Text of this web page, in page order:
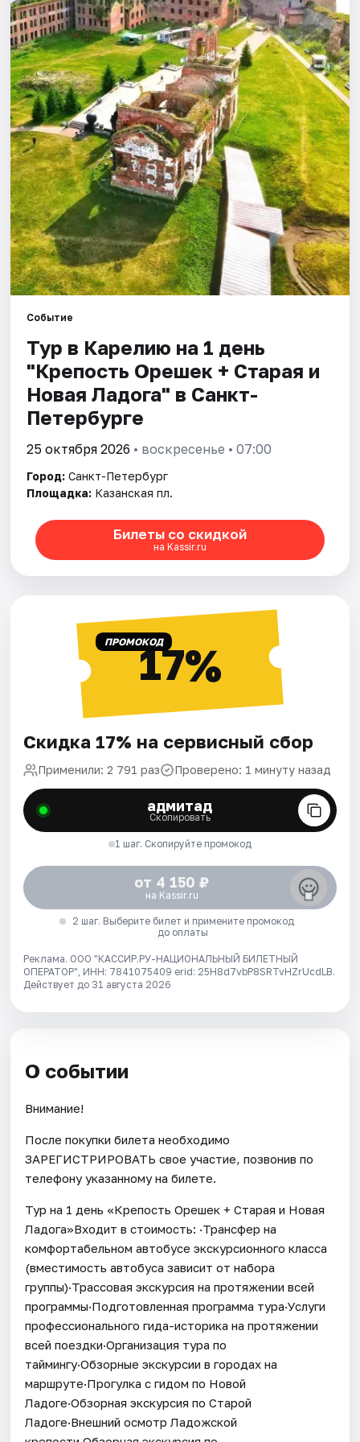
Города
Площадки
Артисты
Рейтинги
Событие
Тур в Карелию на 1 день
"Крепость Орешек + Старая и
Новая Ладога" в Санкт-
Петербурге
25 октября 2026 • воскресенье • 07:00
Город: Санкт-Петербург
Площадка: Казанская пл.
Билеты со скидкой
на Kassir.ru
ПРОМОКОД17%
Скидка 17% на сервисный сбор
Применили: 2 791 раз Проверено: 1 минуту назад
адмитад
Скопировать
1 шаг. Скопируйте промокод
от 4 150 ₽
на Kassir.ru
2 шаг. Выберите билет и примените промокод
до оплаты
Реклама. ООО "КАССИР.РУ-НАЦИОНАЛЬНЫЙ БИЛЕТНЫЙ
ОПЕРАТОР", ИНН: 7841075409 erid: 25H8d7vbP8SRTvHZrUcdLB.
Действует до 31 августа 2026
О событии
Внимание!
После покупки билета необходимо
ЗАРЕГИСТРИРОВАТЬ свое участие, позвонив по
телефону указанному на билете.
Тур на 1 день «Крепость Орешек + Старая и Новая
Ладога»Входит в стоимость: ·Трансфер на
комфортабельном автобусе экскурсионного класса
(вместимость автобуса зависит от набора
группы)·Трассовая экскурсия на протяжении всей
программы·Подготовленная программа тура·Услуги
профессионального гида-историка на протяжении
всей поездки·Организация тура по
таймингу·Обзорные экскурсии в городах на
маршруте·Прогулка с гидом по Новой
Ладоге·Обзорная экскурсия по Старой
Ладоге·Внешний осмотр Ладожской